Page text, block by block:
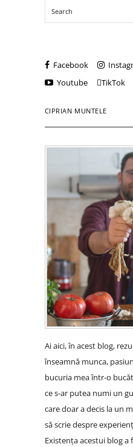
Facebook
Youtube
TikTok
CIPRIAN MUNTELE
Ai aici, în acest blog,
înseamnă munca,
bucuria mea într-o
ce s-ar putea numi un
care doar a decis la un
să scrie despre
Existența acestui blog a